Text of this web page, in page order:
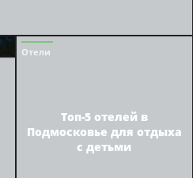
Отели
Топ-5 отелей в
Подмосковье для отдыха
с детьми